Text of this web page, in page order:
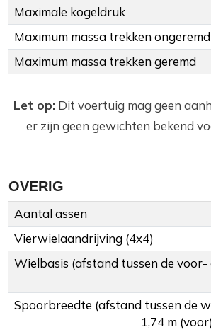
Maximale kogeldruk
Maximum massa trekken ongeremd
Maximum massa trekken geremd
Let op:Dit voertuig mag geen
er zijn geen gewichten bekend
OVERIG
Aantal assen
Vierwielaandrijving (4x4)
Wielbasis (afstand tussen de voor-
Spoorbreedte (afstand tussen de
1,74 m